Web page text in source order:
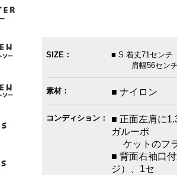
SIZE：
■ S 着丈71セン
肩幅56センチ
素材： ■ ナイロン
コンディション：
■ 正面左肩に
ガルーポ
ケットのフ
■ 背面右袖口
ジ）、1セ